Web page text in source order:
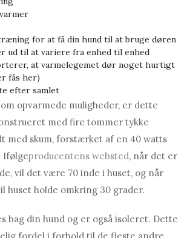
for at få din hund til at bruge døren
ud til at variere fra enhed til enhed
at varmelegemet dør noget hurtigt
fås her)
efter samlet
opvarmede muligheder, er dette
med fire tommer tykke
med skum, forstærket af en 40 watts
Ifølgeproducentens websted, når det er
vil det være 70 inde i huset, og når
huset holde omkring 30 grader.
bag din hund og er også isoleret. Dette